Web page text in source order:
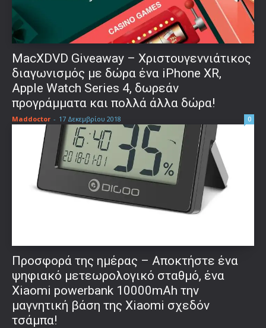
MacXDVD Giveaway – Χριστουγεννιάτικος
διαγωνισμός με δώρα ένα iPhone XR,
Apple Watch Series 4, δωρεάν
προγράμματα και πολλά άλλα δώρα!
Maddoctor - 17 Δεκεμβρίου 2018 0
Προσφορά της ημέρας – Αποκτήστε ένα
ψηφιακό μετεωρολογικό σταθμό, ένα
Xiaomi powerbank 10000mAh την
μαγνητική βάση της Xiaomi σχεδόν
τσάμπα!